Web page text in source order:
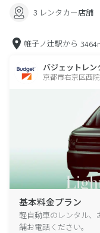
3 レンタカー店舗
帷子ノ辻駅から
バジェットレ
京都市右京区西
基本料金プラン
軽自動車のレンタル
舗お電話ください。